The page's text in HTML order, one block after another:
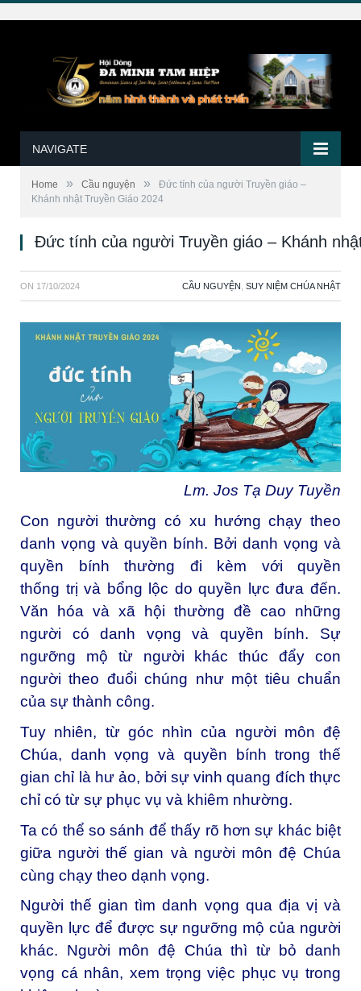
NAVIGATE
Home » Cầu nguyện »
Đức tính của người Truyền giáo –
Khánh nhật Truyền Giáo 2024
Đức tính của người Truyền giáo – Khánh
ON 17/10/2024 CẦU NGUYỆN SUY NIỆM CHÚA NHẬT
Lm. Jos Tạ Duy Tuyền
Con người thường có xu hướng chạy theo
danh vọng và quyền bính. Bởi danh vọng và
quyền bính thường đi kèm với quyền
thống trị và bổng lộc do quyền lực đưa đến.
Văn hóa và xã hội thường đề cao những
người có danh vọng và quyền bính. Sự
ngưỡng mộ từ người khác thúc đẩy con
người theo đuổi chúng như một tiêu chuẩn
của sự thành công.
Tuy nhiên, từ góc nhìn của người môn đệ
Chúa, danh vọng và quyền bính trong thế
gian chỉ là hư ảo, bởi sự vinh quang đích thực
chỉ có từ sự phục vụ và khiêm nhường.
Ta có thể so sánh để thấy rõ hơn sự khác biệt
giữa người thế gian và người môn đệ Chúa
cùng chạy theo dạnh vọng.
Người thế gian tìm danh vọng qua địa vị và
quyền lực để được sự ngưỡng mộ của người
khác. Người môn đệ Chúa thì từ bỏ danh
vọng cá nhân, xem trọng việc phục vụ trong